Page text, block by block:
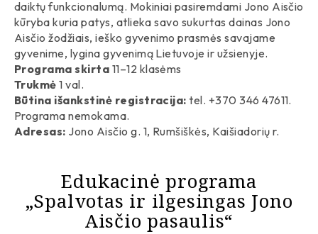
daiktų funkcionalumą. Mokiniai pasiremdami Jono Aisčio
kūryba kuria patys, atlieka savo sukurtas dainas Jono
Aisčio žodžiais, ieško gyvenimo prasmės savajame
gyvenime, lygina gyvenimą Lietuvoje ir užsienyje.
Programa skirta 11–12 klasėms
Trukmė 1 val.
Būtina išankstinė registracija: tel. +370 346 47611.
Programa nemokama.
Adresas: Jono Aisčio g. 1, Rumšiškės, Kaišiadorių r.
Edukacinė programa
„Spalvotas ir ilgesingas Jono
Aisčio pasaulis“